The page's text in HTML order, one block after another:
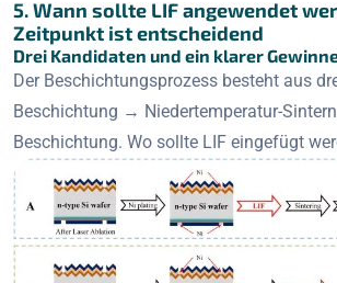
5. Wann sollte LIF angewendet
Zeitpunkt ist entscheidend
Drei Kandidaten und ein klarer
Der Beschichtungsprozess besteht aus
Beschichtung → Niedertemperatur-
Beschichtung. Wo sollte LIF eingefügt